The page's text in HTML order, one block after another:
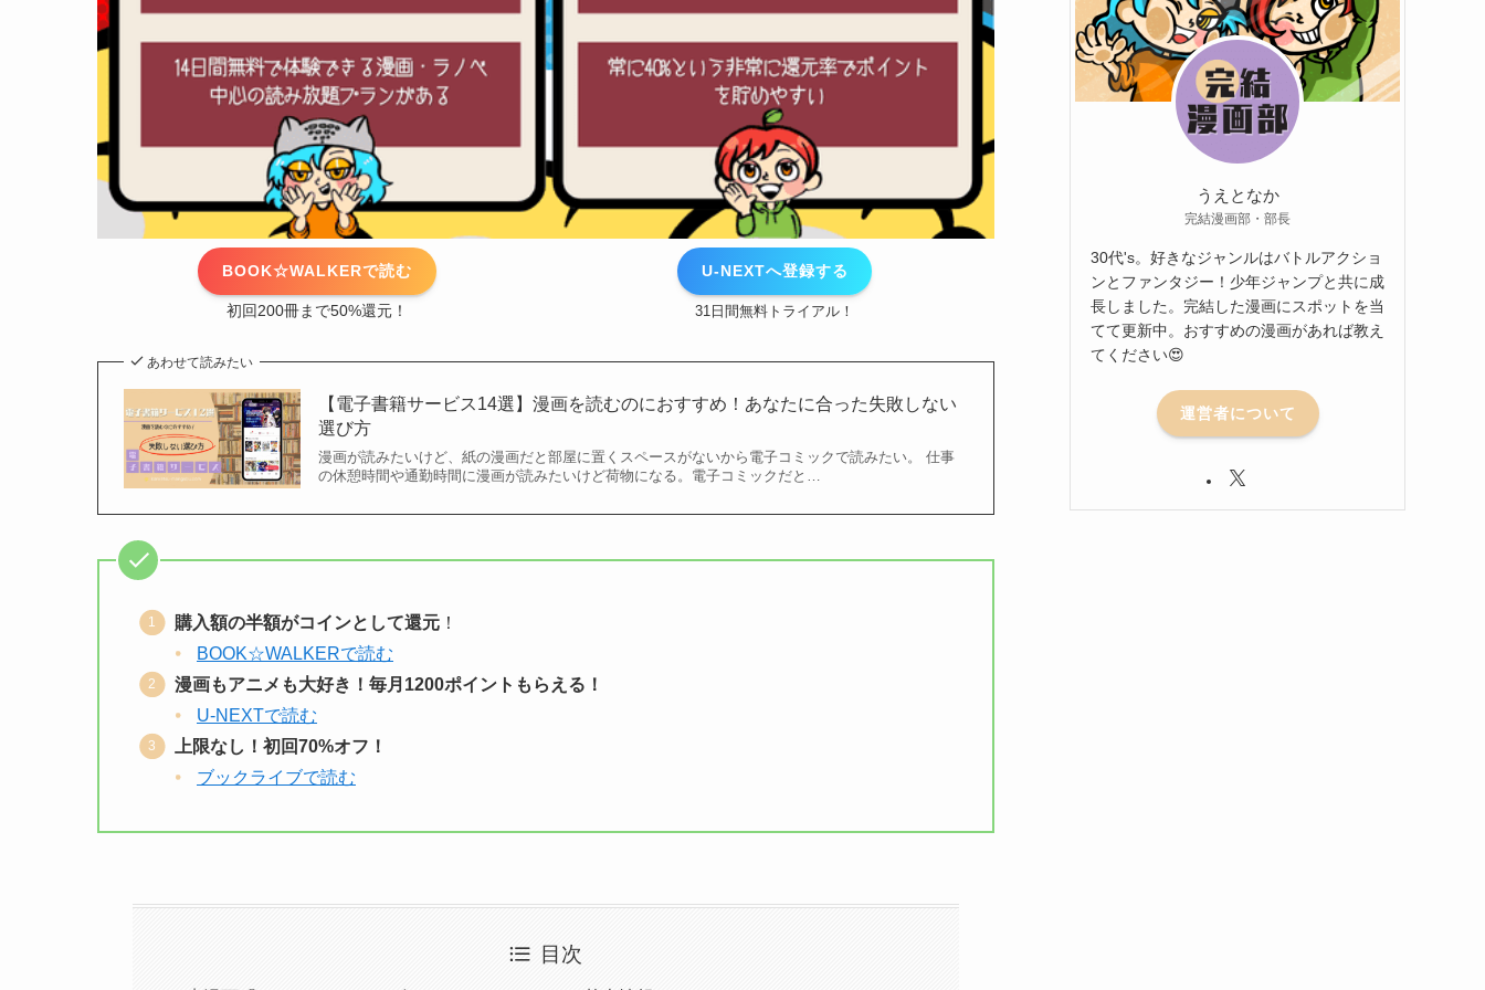
BOOK☆WALKERで読む
初回200冊まで50%還元！
U-NEXTへ登録する
31日間無料トライアル！
あわせて読みたい
【電子書籍サービス14選】漫画を読むのにおすすめ！あなたに合った失敗しない
選び方
漫画が読みたいけど、紙の漫画だと部屋に置くスペースがないから電子コミックで読みたい。 仕事
の休憩時間や通勤時間に漫画が読みたいけど荷物になる。電子コミックだと…
購入額の半額がコインとして還元 ！
BOOK☆WALKERで読む
漫画もアニメも大好き！毎月1200ポイントもらえる！
U-NEXTで読む
上限なし！初回70%オフ！
ブックライブで読む
目次
うえとなか
完結漫画部・部長
30代's。好きなジャンルはバトルアクショ
ンとファンタジー！少年ジャンプと共に成
長しました。完結した漫画にスポットを当
てて更新中。おすすめの漫画があれば教え
てください😍
運営者について